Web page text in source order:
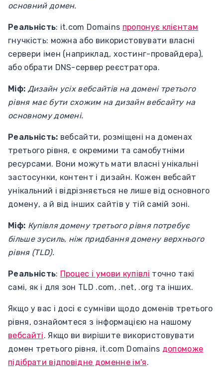
основний домен.
Реальність: it.com Domains пропонує клієнтам
гнучкість: можна або використовувати власні
сервери імен (наприклад, хостинг-провайдера),
або обрати DNS-сервер реєстратора.
Міф: Дизайн усіх вебсайтів на домені третього
рівня має бути схожим на дизайн вебсайту на
основному домені.
Реальність: вебсайти, розміщені на доменах
третього рівня, є окремими та самобутніми
ресурсами. Вони можуть мати власні унікальні
застосунки, контент і дизайн. Кожен вебсайт
унікальний і відрізняється не лише від основного
домену, а й від інших сайтів у тій самій зоні.
Міф: Купівля домену третього рівня потребує
більше зусиль, ніж придбання домену верхнього
рівня (TLD).
Реальність: Процес і умови купівлі точно такі
самі, як і для зон TLD .com, .net, .org та інших.
Якщо у вас і досі є сумніви щодо доменів третього
рівня, ознайомтеся з інформацією на нашому
вебсайті. Якщо ви вирішите використовувати
домен третього рівня, it.com Domains допоможе
підібрати відповідне доменне ім'я.